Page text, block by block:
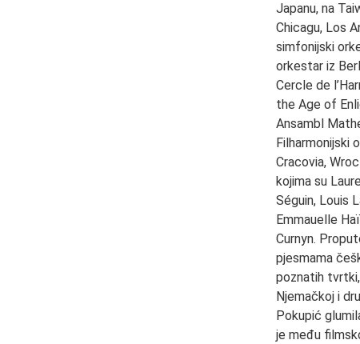
Japanu, na
Chicagu, Los
simfonijski
orkestar iz
Cercle de
the Age of
Ansambl
Filharmonijski
Cracovia,
kojima su
Séguin, Louis
Emmauelle
Curnyn.
pjesmama
poznatih tvrtki,
Njemačkoj i
Pokupić
je među